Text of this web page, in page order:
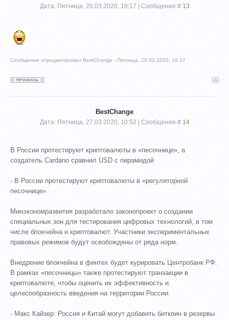
Дата: Пятница, 20.03.2020, 16:17 | Сообщение # 13
Сообщение отредактировал BestChange - Пятница, 20.03.2020, 16:17
BestChange
Дата: Пятница, 27.03.2020, 10:52 | Сообщение # 14
В России протестируют криптовалюты в «песочнице», а
создатель Cardano сравнил USD с пирамидой
- В России протестируют криптовалюты в «регуляторной
песочнице»
Минэкономразвития разработало законопроект о создании
специальных зон для тестирования цифровых технологий, в том
числе блокчейна и криптовалют. Участники экспериментальных
правовых режимов будут освобождены от ряда норм.
Внедрение блокчейна в финтех будет курировать Центробанк РФ.
В рамках «песочницы» также протестируют транзакции в
криптовалюте, чтобы оценить их эффективность и
целесообразность введения на территории России.
- Макс Кайзер: Россия и Китай могут добавить биткоин в резервы